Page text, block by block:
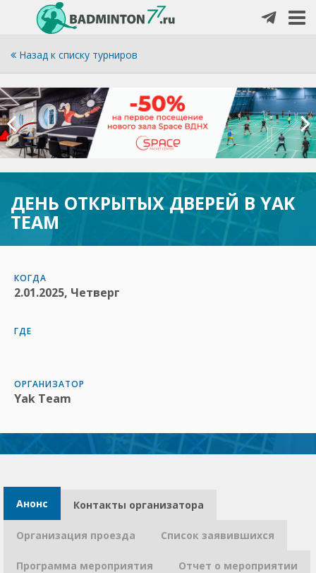
Назад к списку турниров
ДЕНЬ ОТКРЫТЫХ ДВЕРЕЙ В YAK
TEAM
КОГДА
2.01.2025, Четверг
ГДЕ
ОРГАНИЗАТОР
Yak Team
Анонс Контакты организатора​
Организация проезда Список заявившихся
Программа мероприятия Отчет о мероприятии